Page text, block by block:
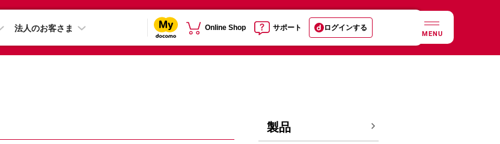
法人のお客さま Online Shop サポート ログインする
MENU
製品